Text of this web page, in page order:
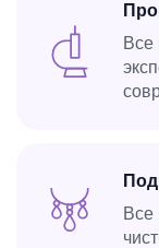
Все
Все